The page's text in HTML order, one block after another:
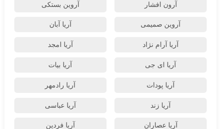
آرون افشار آروین بستکی
آروین صمیمی آریا آبان
آریا آرام نژاد آریا امجد
آریا ای جی آریا بیات
آریا پودات آریا رادمهر
آریا زند آریا عباسی
آریا عصاران آریا فردین